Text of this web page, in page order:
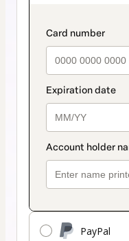
PayPal
method